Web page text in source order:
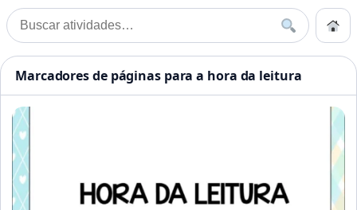
Pular para o conteúdo
Buscar por:
Buscar
Início
Início»Marcadores de páginas
Atividades Educação
Marcadores de páginas para a hora da leitura